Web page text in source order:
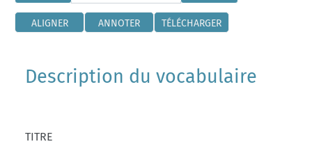
ALIGNER ANNOTER TÉLÉCHARGER
Description du vocabulaire
TITRE